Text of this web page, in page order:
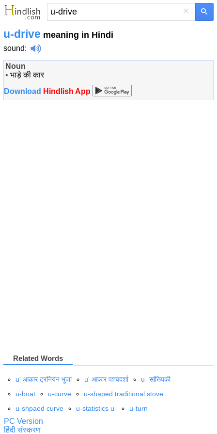
×
u-drive meaning in Hindi
sound:
Noun
• भाड़े की कार
Download Hindlish App
Related Words
u' आकार ट्रनियन भुजा u' आकार पश्‍चदर्शा
u- सांख्यिकी
u-boat
u-curve
u-shaped traditional stove
u-shpaed curve
u-statistics u- u-turn
PC Version
हिंदी संस्करण